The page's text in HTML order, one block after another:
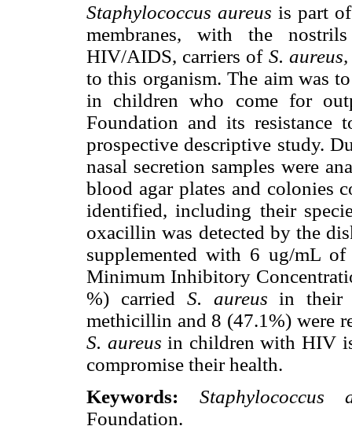
Staphylococcus aureus is part
membranes, with the
HIV/AIDS, carriers of S. aureus,
to this organism. The aim was
in children who come for
Foundation and its resistance
prospective descriptive study.
nasal secretion samples were
blood agar plates and colonies
identified, including their
oxacillin was detected by the
supplemented with 6 ug/mL
Minimum Inhibitory
%) carried S. aureus in their
methicillin and 8 (47.1%) were
S. aureus in children with HIV
compromise their health.
Keywords:
Foundation.